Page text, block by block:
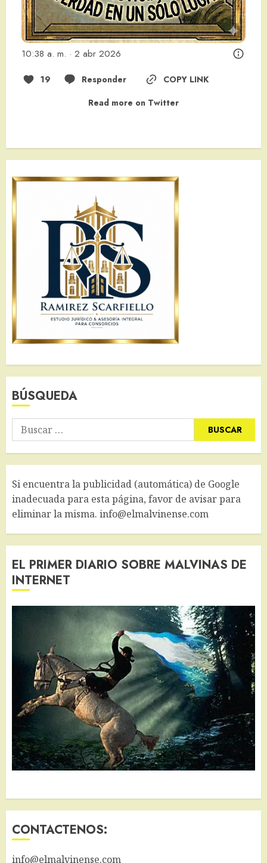
10:38 a. m. · 2 abr 2026
19 Responder
COPY LINK
Read more on Twitter
BÚSQUEDA
Buscar:
Si encuentra la publicidad (automática) de Google
inadecuada para esta página, favor de avisar para
eliminar la misma. info@elmalvinense.com
EL PRIMER DIARIO SOBRE MALVINAS DE
INTERNET
CONTACTENOS:
info@elmalvinense.com